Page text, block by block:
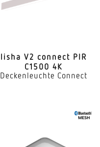
lisha V2 connect PIR
C1500 4K
Deckenleuchte Connect